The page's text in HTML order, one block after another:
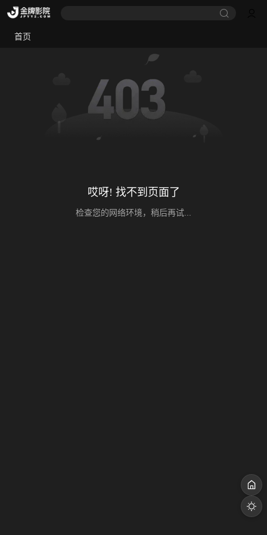
首页
哎呀! 找不到页面了
检查您的网络环境，稍后再试...